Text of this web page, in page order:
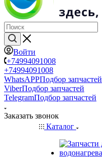
Войти
+74994091008
+74994091008
WhatsAPPПодбор запчастей
ViberПодбор запчастей
TelegramПодбор запчастей
Заказать звонок
Каталог